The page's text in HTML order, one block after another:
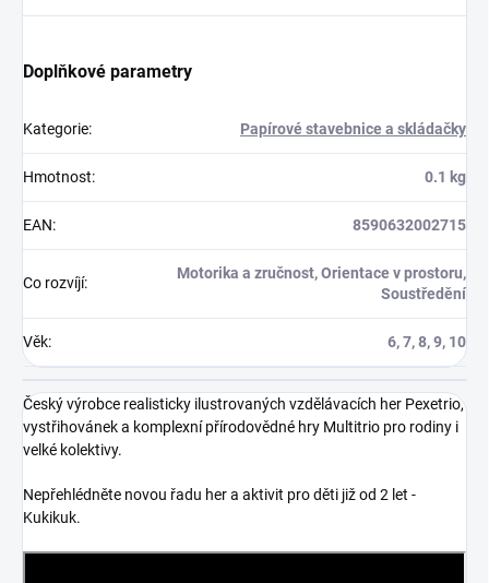
Doplňkové parametry
Kategorie: Papírové stavebnice a skládačky
Hmotnost: 0.1 kg
EAN: 8590632002715
Co rozvíjí:
Motorika a zručnost, Orientace v prostoru,
Soustředění
Věk: 6, 7, 8, 9, 10
Český výrobce realisticky ilustrovaných vzdělávacích her Pexetrio,
vystřihovánek a komplexní přírodovědné hry Multitrio pro rodiny i
velké kolektivy.
Nepřehlédněte novou řadu her a aktivit pro děti již od 2 let -
Kukikuk.